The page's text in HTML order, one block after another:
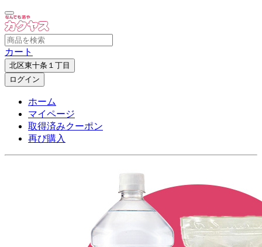
カート
北区東十条１丁目
ログイン
ホーム
マイページ
取得済みクーポン
再び購入